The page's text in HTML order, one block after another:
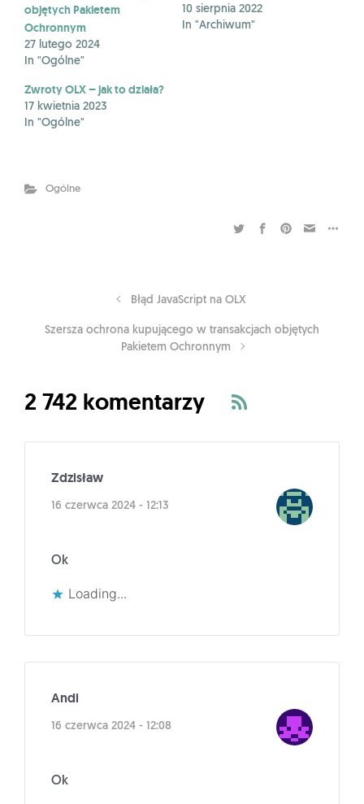
objętych Pakietem
Ochronnym
27 lutego 2024
In "Ogólne"
10 sierpnia 2022
In "Archiwum"
Zwroty OLX – jak to działa?
17 kwietnia 2023
In "Ogólne"
Ogólne
Błąd JavaScript na OLX
Szersza ochrona kupującego w transakcjach objętych
Pakietem Ochronnym
2 742 komentarzy
Zdzisław
16 czerwca 2024 - 12:13
Ok
Loading...
Andi
16 czerwca 2024 - 12:08
Ok